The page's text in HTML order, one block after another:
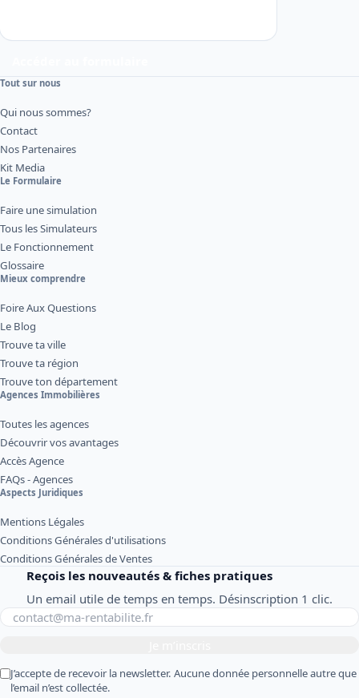
Tout sur nous
Qui nous sommes?
Contact
Nos Partenaires
Kit Media
Le Formulaire
Faire une simulation
Tous les Simulateurs
Le Fonctionnement
Glossaire
Mieux comprendre
Foire Aux Questions
Le Blog
Trouve ta ville
Trouve ta région
Trouve ton département
Agences Immobilières
Toutes les agences
Découvrir vos avantages
Accès Agence
FAQs - Agences
Aspects Juridiques
Mentions Légales
Conditions Générales d'utilisations
Conditions Générales de Ventes
Reçois les nouveautés & fiches pratiques
Un email utile de temps en temps. Désinscription 1 clic.
J’accepte de recevoir la newsletter. Aucune donnée personnelle autre que
l’email n’est collectée.